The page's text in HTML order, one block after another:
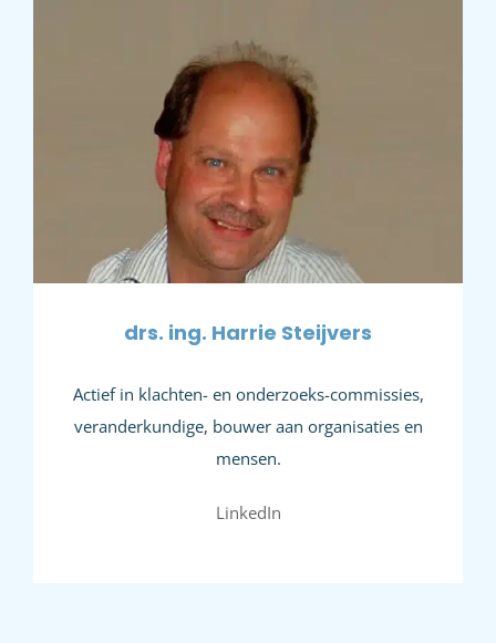
drs. ing. Harrie Steijvers
Actief in klachten- en onderzoeks-commissies,
veranderkundige, bouwer aan organisaties en
mensen.
LinkedIn